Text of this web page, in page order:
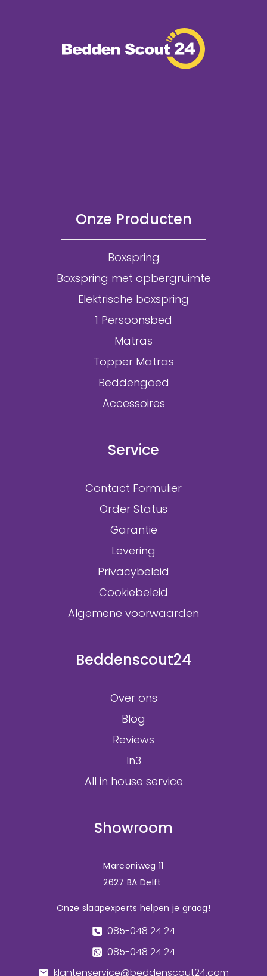
Onze Producten
Boxspring
Boxspring met opbergruimte
Elektrische boxspring
1 Persoonsbed
Matras
Topper Matras
Beddengoed
Accessoires
Service
Contact Formulier
Order Status
Garantie
Levering
Privacybeleid
Cookiebeleid
Algemene voorwaarden
Beddenscout24
Over ons
Blog
Reviews
In3
All in house service
Showroom
Marconiweg 11
2627 BA Delft
Onze slaapexperts helpen je graag!
085-048 24 24
085-048 24 24
klantenservice@beddenscout24.com